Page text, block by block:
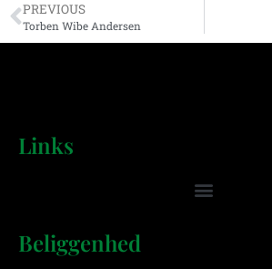
PREVIOUS
Torben Wibe Andersen
Links
Beliggenhed